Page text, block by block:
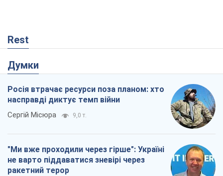
Rest
Думки
Росія втрачає ресурси поза планом: хто
насправді диктує темп війни
Сергій Місюра 9,0 т.
"Ми вже проходили через гірше": Україні
не варто піддаватися зневірі через
ракетний терор